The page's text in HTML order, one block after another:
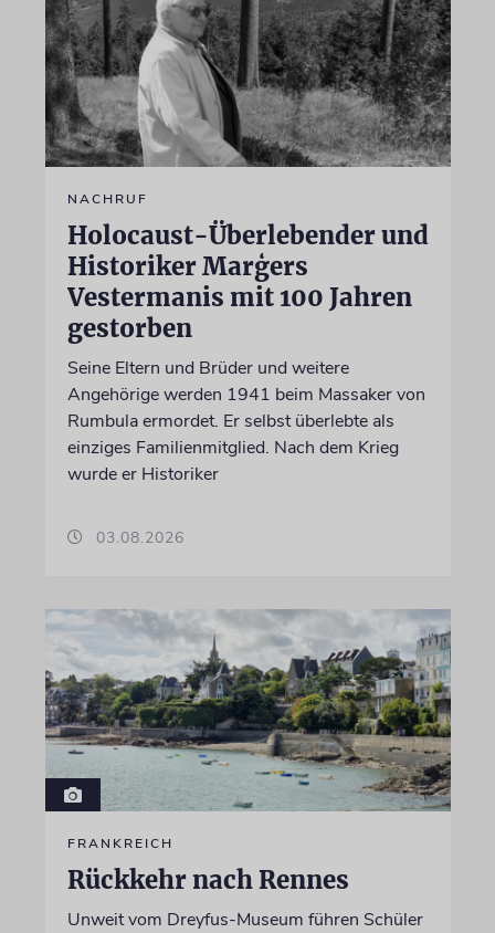
NACHRUF
Holocaust-Überlebender und
Historiker Marģers
Vestermanis mit 100 Jahren
gestorben
Seine Eltern und Brüder und weitere
Angehörige werden 1941 beim Massaker von
Rumbula ermordet. Er selbst überlebte als
einziges Familienmitglied. Nach dem Krieg
wurde er Historiker
03.08.2026
FRANKREICH
Rückkehr nach Rennes
Unweit vom Dreyfus-Museum führen Schüler